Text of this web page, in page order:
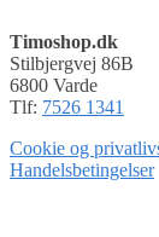
Timoshop.dk
Stilbjergvej 86B
6800 Varde
Tlf: 7526 1341
Cookie og
Handelsbetingelser